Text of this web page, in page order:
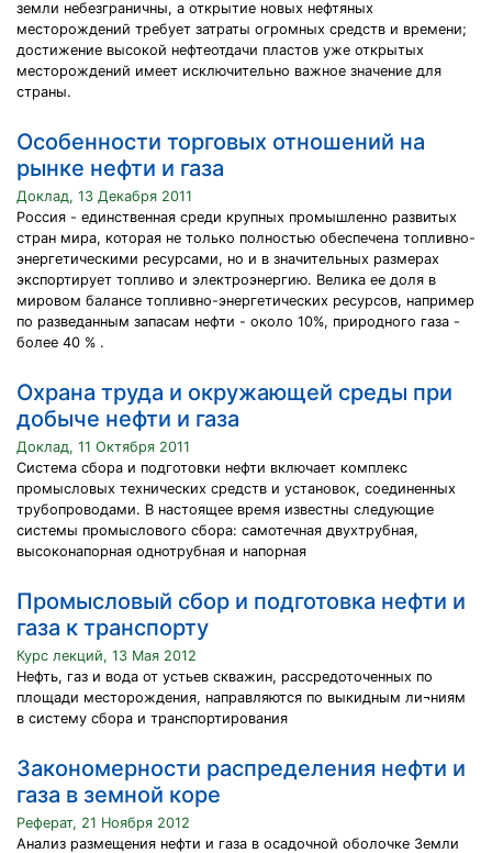
земли небезграничны, а открытие новых нефтяных
месторождений требует затраты огромных средств и времени;
достижение высокой нефтеотдачи пластов уже открытых
месторождений имеет исключительно важное значение для
страны.
Особенности торговых отношений на
рынке нефти и газа
Доклад, 13 Декабря 2011
Россия - единственная среди крупных промышленно развитых
стран мира, которая не только полностью обеспечена топливно-
энергетическими ресурсами, но и в значительных размерах
экспортирует топливо и электроэнергию. Велика ее доля в
мировом балансе топливно-энергетических ресурсов, например
по разведанным запасам нефти - около 10%, природного газа -
более 40 % .
Охрана труда и окружающей среды при
добыче нефти и газа
Доклад, 11 Октября 2011
Система сбора и подготовки нефти включает комплекс
промысловых технических средств и установок, соединенных
трубопроводами. В настоящее время известны следующие
системы промыслового сбора: самотечная двухтрубная,
высоконапорная однотрубная и напорная
Промысловый сбор и подготовка нефти и
газа к транспорту
Курс лекций, 13 Мая 2012
Нефть, газ и вода от устьев скважин, рассредоточенных по
площади месторождения, направляются по выкидным ли¬ниям
в систему сбора и транспортирования
Закономерности распределения нефти и
газа в земной коре
Реферат, 21 Ноября 2012
Анализ размещения нефти и газа в осадочной оболочке Земли